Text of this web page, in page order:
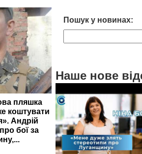
пляшка
коштувати
Андрій
бої за
Пошук у новинах:
Наше нове